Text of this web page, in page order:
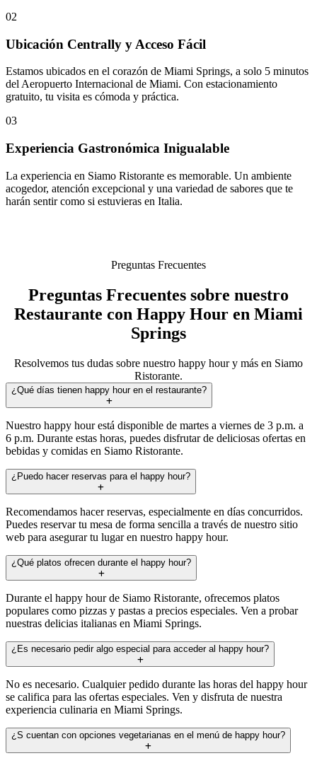
02
Ubicación Centrally y Acceso Fácil
Estamos ubicados en el corazón de Miami Springs, a solo 5 minutos
del Aeropuerto Internacional de Miami. Con estacionamiento
gratuito, tu visita es cómoda y práctica.
03
Experiencia Gastronómica Inigualable
La experiencia en Siamo Ristorante es memorable. Un ambiente
acogedor, atención excepcional y una variedad de sabores que te
harán sentir como si estuvieras en Italia.
Preguntas Frecuentes
Preguntas Frecuentes sobre nuestro
Restaurante con Happy Hour en Miami
Springs
Resolvemos tus dudas sobre nuestro happy hour y más en Siamo
Ristorante.
¿Qué días tienen happy hour en el restaurante?
Nuestro happy hour está disponible de martes a viernes de 3 p.m. a
6 p.m. Durante estas horas, puedes disfrutar de deliciosas ofertas en
bebidas y comidas en Siamo Ristorante.
¿Puedo hacer reservas para el happy hour?
Recomendamos hacer reservas, especialmente en días concurridos.
Puedes reservar tu mesa de forma sencilla a través de nuestro sitio
web para asegurar tu lugar en nuestro happy hour.
¿Qué platos ofrecen durante el happy hour?
Durante el happy hour de Siamo Ristorante, ofrecemos platos
populares como pizzas y pastas a precios especiales. Ven a probar
nuestras delicias italianas en Miami Springs.
¿Es necesario pedir algo especial para acceder al happy hour?
No es necesario. Cualquier pedido durante las horas del happy hour
se califica para las ofertas especiales. Ven y disfruta de nuestra
experiencia culinaria en Miami Springs.
¿S cuentan con opciones vegetarianas en el menú de happy hour?